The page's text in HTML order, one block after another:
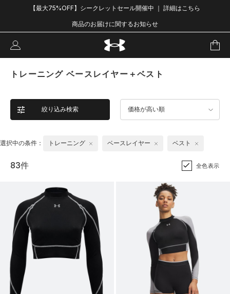
【最大75%OFF】シークレットセール開催中 ｜ 詳細はこちら
商品のお届けに関するお知らせ
トレーニング ベースレイヤー＋ベスト
絞り込み検索 価格が高い順
選択中の条件： トレーニング ベースレイヤー ベスト
83件 全色表示